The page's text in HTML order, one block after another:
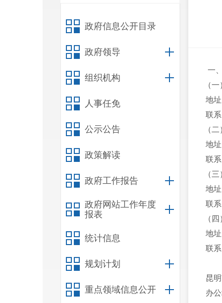
政府信息公开目录
政府领导
组织机构
人事任免
公示公告
政策解读
政府工作报告
政府网站工作年度
报表
统计信息
规划计划
重点领域信息公开
一、
（一
地址
联系
（二
地址
联系
（三
地址
联系
（四
地址
联系
昆明
办公